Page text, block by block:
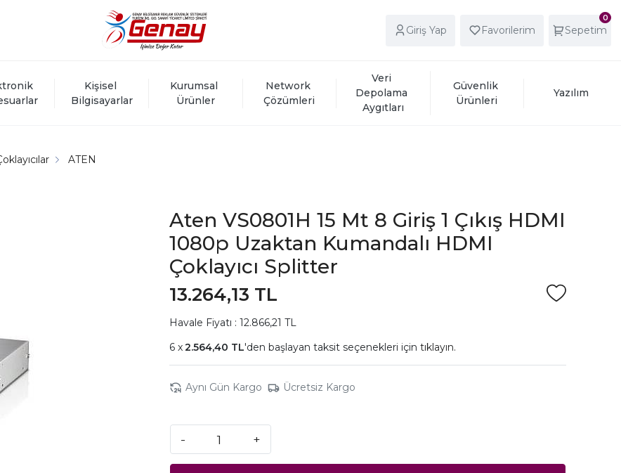
Giriş Yap Favorilerim
0
Sepetim
Kişisel
Bilgisayarlar
Kurumsal
Ürünler
Network
Çözümleri
Veri
Depolama
Aygıtları
Güvenlik
Ürünleri
Yazılım
ATEN
Aten VS0801H 15 Mt 8 Giriş 1 Çıkış HDMI
1080p Uzaktan Kumandalı HDMI
Çoklayıcı Splitter
13.264,13 TL
Havale Fiyatı : 12.866,21 TL
2.564,40 TL'den başlayan taksit seçenekleri için tıklayın.
Aynı Gün Kargo Ücretsiz Kargo
- +